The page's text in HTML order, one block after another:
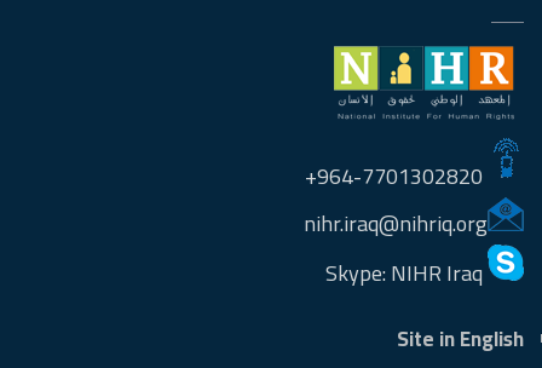
nihr.iraq@nihriq.org
Site in English